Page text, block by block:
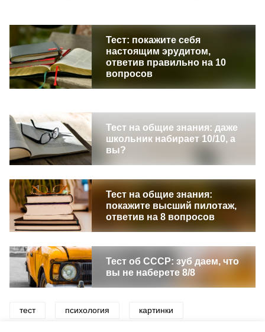
Тест: покажите себя
настоящим эрудитом,
ответив правильно на 10
вопросов
Тест на общие знания: даже
школьник набирает 10/10, а
вы?
Тест на общие знания:
покажите высший пилотаж,
ответив на 8 вопросов
Тест об СССР: зуб даем, что
вы не наберете 8/8
тест психология картинки